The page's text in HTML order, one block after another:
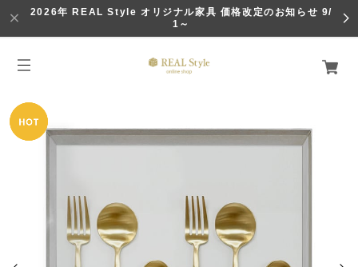
2026年 REAL Style オリジナル家具 価格改定のお知らせ 9/
1～